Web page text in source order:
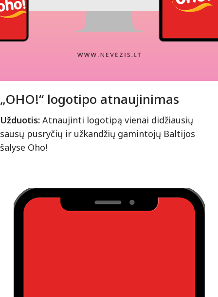
„OHO!“ logotipo atnaujinimas
Užduotis: Atnaujinti logotipą vienai didžiausių
sausų pusryčių ir užkandžių gamintojų Baltijos
šalyse Oho!